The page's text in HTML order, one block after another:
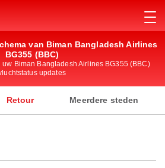
van Biman Bangladesh Airlines
BG355 (BBC)
Biman Bangladesh Airlines BG355 (BBC)
updates
Retour Meerdere steden